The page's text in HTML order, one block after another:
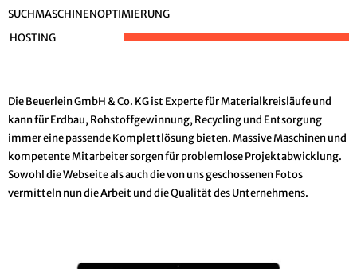
SUCHMASCHINENOPTIMIERUNG
HOSTING
Die Beuerlein GmbH & Co. KG ist Experte für Materialkreisläufe und
kann für Erdbau, Rohstoffgewinnung, Recycling und Entsorgung
immer eine passende Komplettlösung bieten. Massive Maschinen und
kompetente Mitarbeiter sorgen für problemlose Projektabwicklung.
Sowohl die Webseite als auch die von uns geschossenen Fotos
vermitteln nun die Arbeit und die Qualität des Unternehmens.